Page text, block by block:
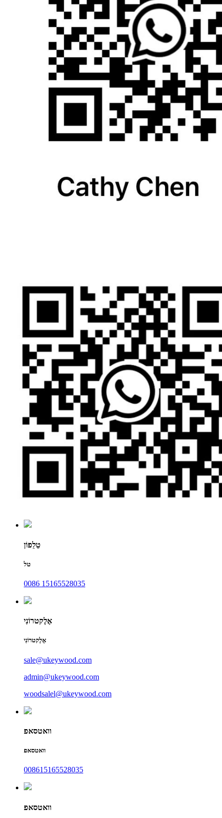
טֵלֵפוֹן
טל
0086 15165528035
אֶלֶקטרוֹנִי
אֶלֶקטרוֹנִי
sale@ukeywood.com
admin@ukeywood.com
woodsalel@ukeywood.com
וואטסאפ
וואטסאפ
008615165528035
וואטסאפ